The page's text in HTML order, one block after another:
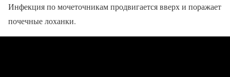
Инфекция по мочеточникам продвигается вверх и поражает
почечные лоханки.